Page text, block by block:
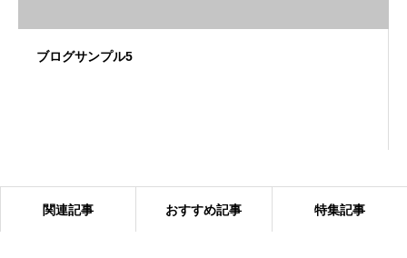
ブログサンプル5
関連記事 おすすめ記事 特集記事